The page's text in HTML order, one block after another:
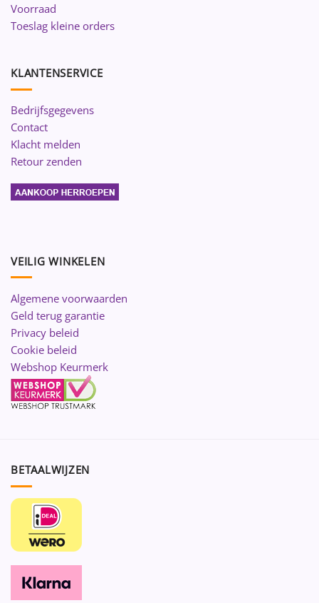
Voorraad
Toeslag kleine orders
KLANTENSERVICE
Bedrijfsgegevens
Contact
Klacht melden
Retour zenden
VEILIG WINKELEN
Algemene voorwaarden
Geld terug garantie
Privacy beleid
Cookie beleid
Webshop Keurmerk
BETAALWIJZEN